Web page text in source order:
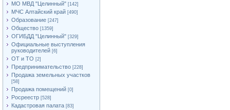
МО МВД "Целинный" [142]
МЧС Алтайский край [490]
Образование [247]
Общество [1359]
ОГИБДД "Целинный" [329]
Официальные выступления
руководителей [6]
ОТ и ТО [2]
Предпринимательство [228]
Продажа земельных участков
[58]
Продажа помещений [0]
Росреестр [528]
Кадастровая палата [83]